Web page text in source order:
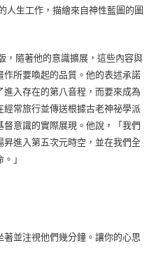
人生工作，描繪來自神性藍圖的圖
隨著他的意識擴展，這些內容與
所要喚起的品質。他的表述承諾
入存在的第八音程，而要來成為
常旅行並傳送根據古老神祕學派
意識的實際展現。他說，「我們
進入第五次元時空，並在我們全
」
並注視他們幾分鐘。讓你的心思